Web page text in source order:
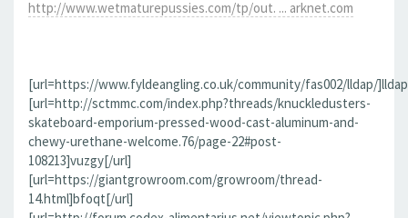
http://www.wetmaturepussies.com/tp/out. ... arknet.com
[url=https://www.fyldeangling.co.uk/community/fas002/lldap/
[url=http://sctmmc.com/index.php?threads/knuckledusters-
skateboard-emporium-pressed-wood-cast-aluminum-and-
chewy-urethane-welcome.76/page-22#post-
108213]vuzgy[/url]
[url=https://giantgrowroom.com/growroom/thread-
14.html]bfoqt[/url]